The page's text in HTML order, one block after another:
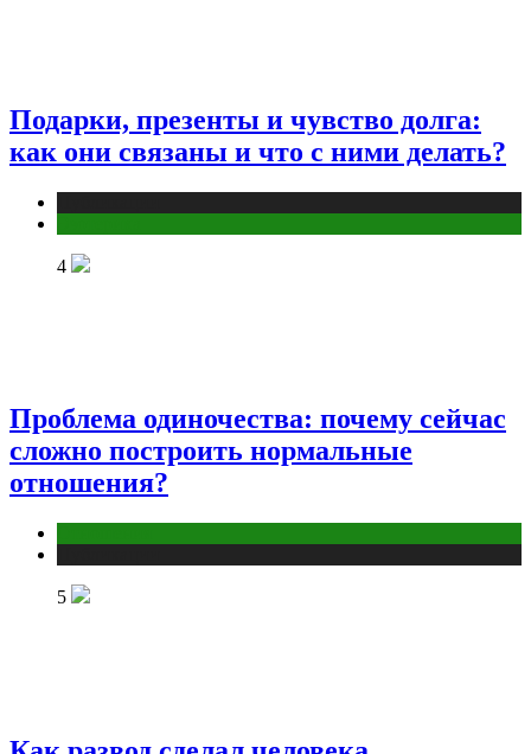
Подарки, презенты и чувство долга:
как они связаны и что с ними делать?
4
Проблема одиночества: почему сейчас
сложно построить нормальные
отношения?
5